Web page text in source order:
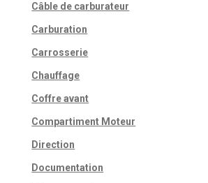
Câble de carburateur
Carburation
Carrosserie
Chauffage
Coffre avant
Compartiment Moteur
Direction
Documentation